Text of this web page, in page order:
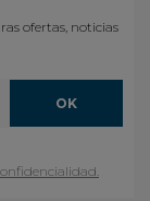
ofertas, noticias
OK